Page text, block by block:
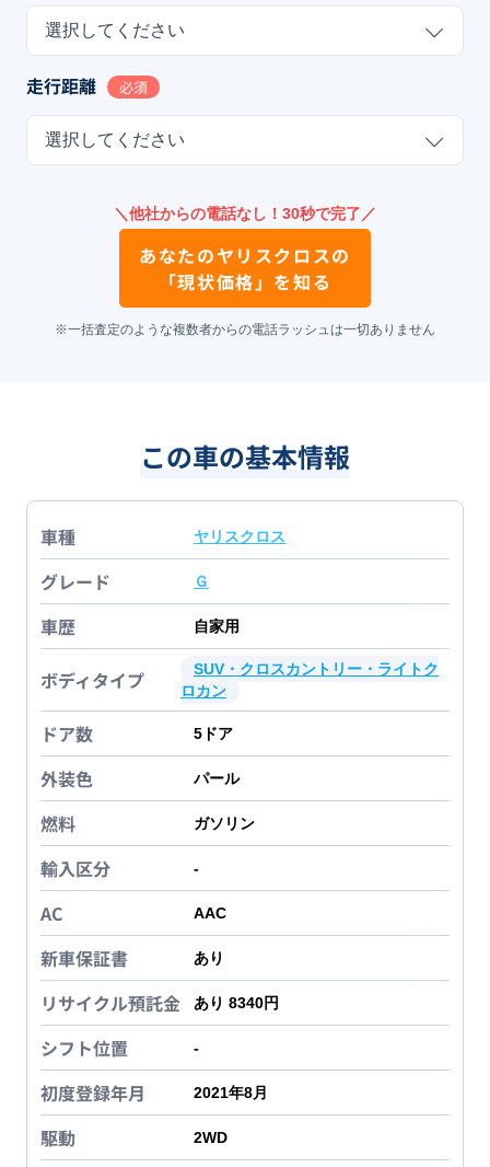
選択してください
走行距離 必須
選択してください
＼他社からの電話なし！30秒で完了／
あなたのヤリスクロスの
「現状価格」を知る
※一括査定のような複数者からの電話ラッシュは一切ありません
この車の基本情報
車種 ヤリスクロス
グレード Ｇ
車歴 自家用
ボディタイプ
SUV・クロスカントリー・ライトク
ロカン
ドア数 5 ドア
外装色 パール
燃料 ガソリン
輸入区分 -
AC AAC
新車保証書 あり
リサイクル預託金 あり 8340円
シフト位置 -
初度登録年月 2021年8月
駆動 2WD